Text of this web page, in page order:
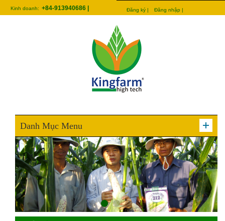
Kinh doanh: +84-913940686 | Đăng ký | Đăng nhập |
Danh Mục Menu